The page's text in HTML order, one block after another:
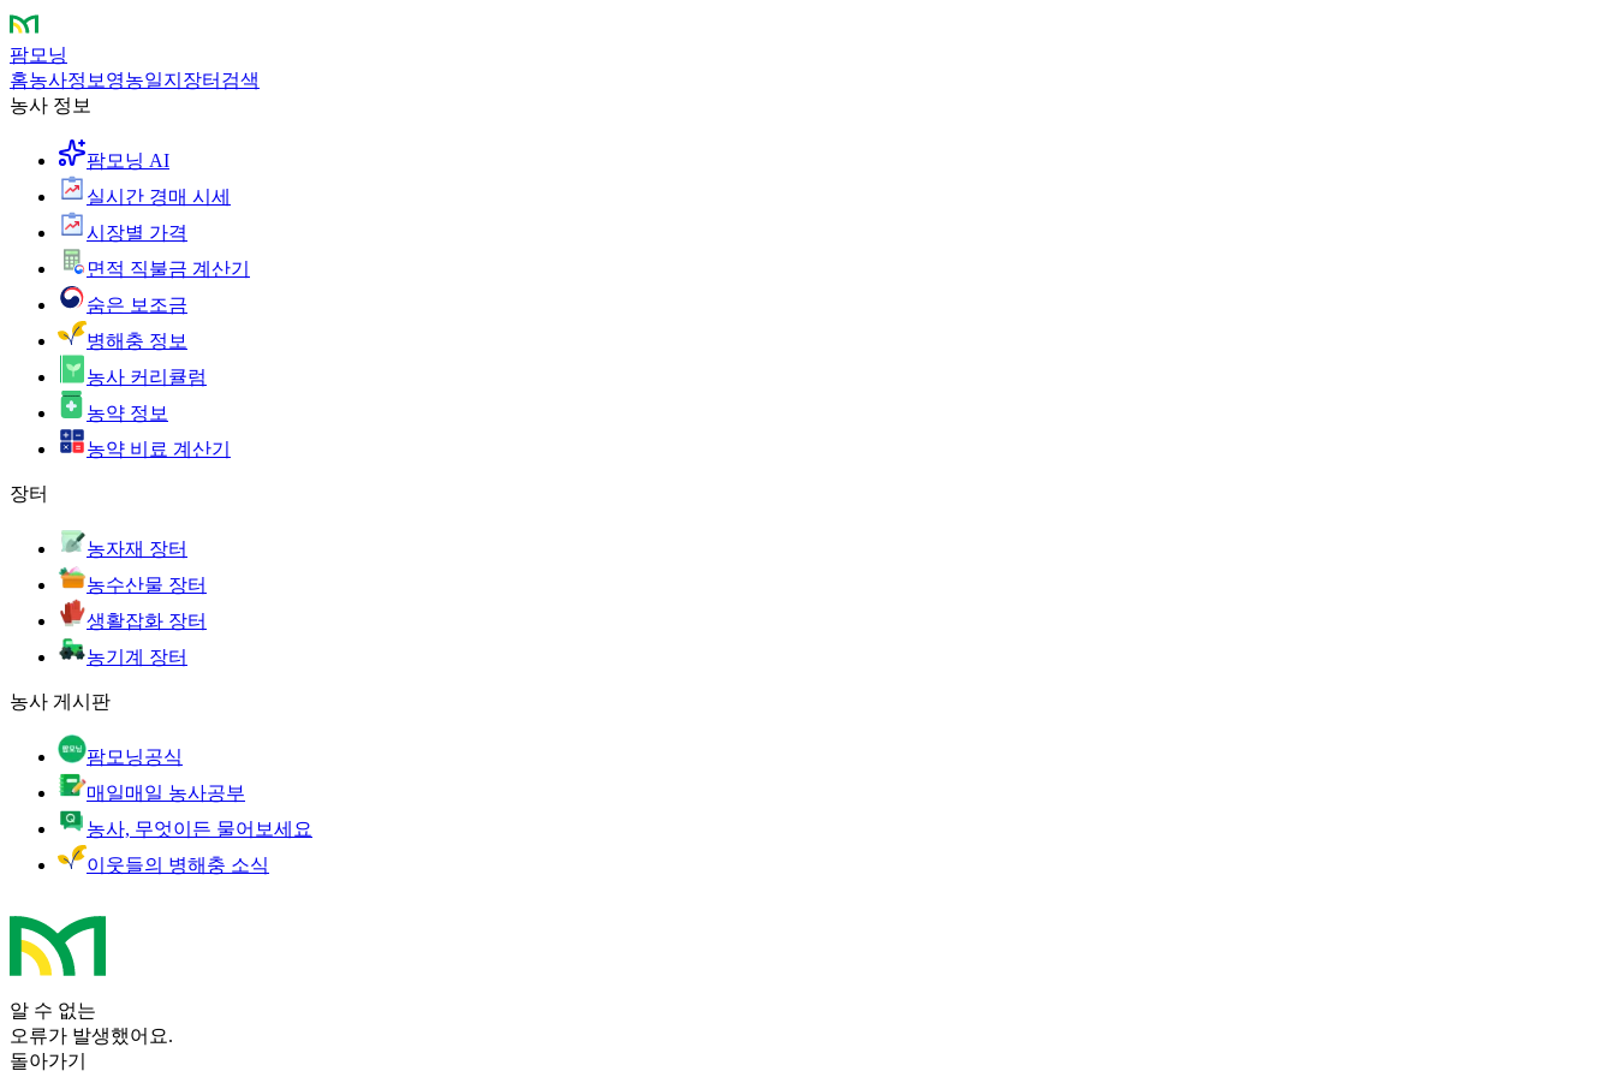
팜모닝
홈농사정보 영농일지 장터 검색
농사 정보
팜모닝 AI
실시간 경매 시세
시장별 가격
면적 직불금 계산기
숨은 보조금
병해충 정보
농사 커리큘럼
농약 정보
농약 비료 계산기
장터
농자재 장터
농수산물 장터
생활잡화 장터
농기계 장터
농사 게시판
팜모닝공식
매일매일 농사공부
농사, 무엇이든 물어보세요
이웃들의 병해충 소식
알 수 없는
오류가 발생했어요.
돌아가기